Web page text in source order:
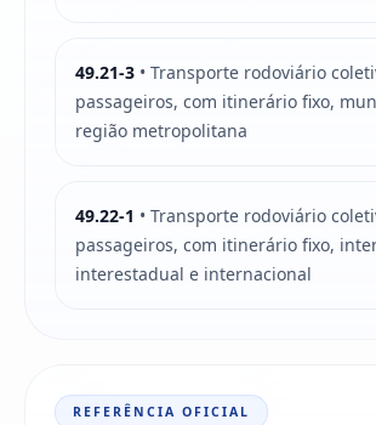
49.21-3 • Transporte rodoviário
passageiros, com itinerário fixo,
região metropolitana
49.22-1 • Transporte rodoviário
passageiros, com itinerário fixo,
interestadual e internacional
REFERÊNCIA OFICIAL